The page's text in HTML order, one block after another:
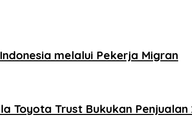
melalui Pekerja Migran
Toyota Trust Bukukan